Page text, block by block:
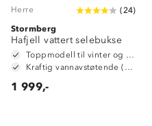
Herre ( 24)
Stormberg
Hafjell vattert selebukse
1 999,-